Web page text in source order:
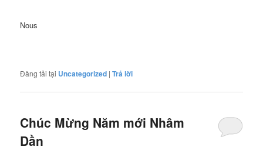
Nous
Đăng tải tại Uncategorized |Trả lời
Chúc Mừng Năm mới Nhâm
Dần